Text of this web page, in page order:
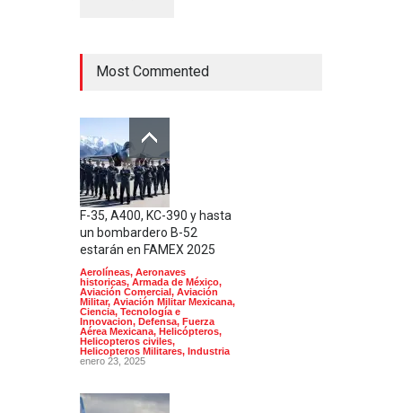
Most Commented
F-35, A400, KC-390 y hasta
un bombardero B-52
estarán en FAMEX 2025
Aerolíneas, Aeronaves
historicas, Armada de México,
Aviación Comercial, Aviación
Militar, Aviación Militar Mexicana,
Ciencia, Tecnología e
Innovacion, Defensa, Fuerza
Aérea Mexicana, Helicópteros,
Helicopteros civiles,
Helicopteros Militares, Industria
enero 23, 2025